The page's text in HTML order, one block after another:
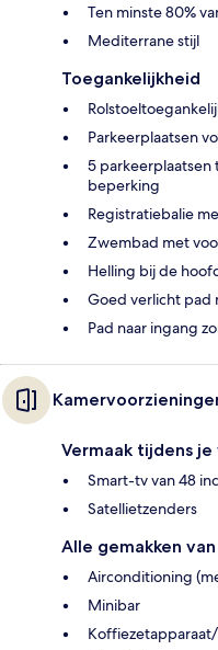
Ten minste 80%
Mediterrane stijl
Toegankelijkheid
Parkeerplaatsen
5 parkeerplaatsen
beperking
Registratiebalie
Zwembad met
Helling bij de
Goed verlicht pad
Pad naar ingang
Vermaak tijdens
Smart-tv van 48
Satellietzenders
Alle gemakken
Airconditioning
Minibar